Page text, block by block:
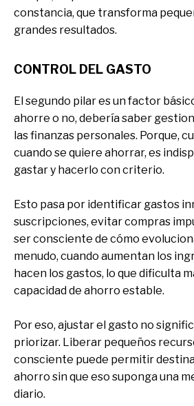
constancia, que transforma
grandes resultados.
CONTROL DEL GASTO
El segundo pilar es un factor
ahorre o no, debería saber
las finanzas personales. Porque,
cuando se quiere ahorrar, es
gastar y hacerlo con criterio.
Esto pasa por identificar gastos
suscripciones, evitar compras
ser consciente de cómo
menudo, cuando aumentan los
hacen los gastos, lo que dificulta
capacidad de ahorro estable.
Por eso, ajustar el gasto no
priorizar. Liberar pequeños
consciente puede permitir
ahorro sin que eso suponga una
diario.